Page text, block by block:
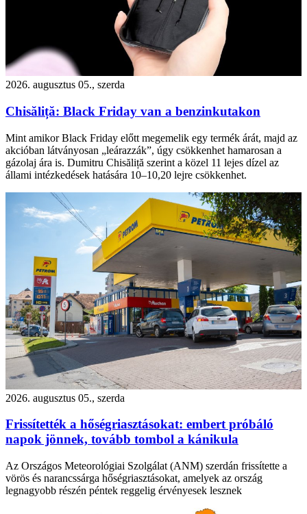
2026. augusztus 05., szerda
Chisăliță: Black Friday van a benzinkutakon
Mint amikor Black Friday előtt megemelik egy termék árát, majd az
akcióban látványosan „leárazzák”, úgy csökkenhet hamarosan a
gázolaj ára is. Dumitru Chisăliță szerint a közel 11 lejes dízel az
állami intézkedések hatására 10–10,20 lejre csökkenhet.
2026. augusztus 05., szerda
Frissítették a hőségriasztásokat: embert próbáló
napok jönnek, tovább tombol a kánikula
Az Országos Meteorológiai Szolgálat (ANM) szerdán frissítette a
vörös és narancssárga hőségriasztásokat, amelyek az ország
legnagyobb részén péntek reggelig érvényesek lesznek